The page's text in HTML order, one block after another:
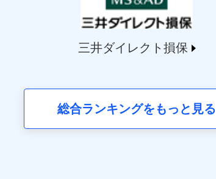
)
)
三井ダイレクト損保
総合ランキングをもっと見る